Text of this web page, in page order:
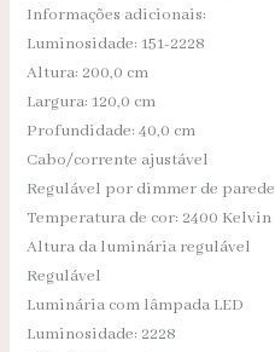
Informações adicionais:
Luminosidade: 151-2228
Altura: 200,0 cm
Largura: 120,0 cm
Profundidade: 40,0 cm
Cabo/corrente ajustável
Regulável por dimmer de parede
Temperatura de cor: 2400 Kelvin
Altura da luminária regulável
Regulável
Luminária com lâmpada LED
Luminosidade: 2228